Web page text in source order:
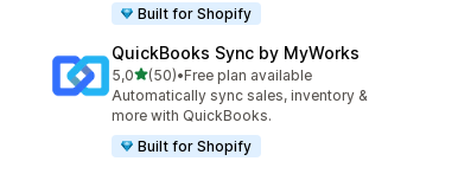
Built for Shopify
QuickBooks Sync by MyWorks
5,0/ 5 tähteä
(50)
50 arvostelua yhteensä
•Free plan available
Automatically sync sales, inventory &
more with QuickBooks.
Built for Shopify